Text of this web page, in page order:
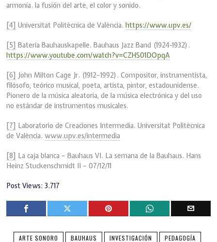
armonía. la fusión del arte, el color y sonido.
[4] Universitat Politècnica de València.https://www.upv.es/
[5] Batería Bauhauskapelle. Bauhaus Jazz Band (1924-1932).
https://www.youtube.com/watch?v=CZHS01DOpqA
[6] John Milton Cage Jr. (1912–1992). Compositor, instrumentista,
filósofo, teórico musical, poeta, artista, pintor, estadounidense.
Pionero de la música aleatoria, de la música electrónica y del uso
no estándar de instrumentos musicales.
[7] Laboratorio de Creaciones Intermedia. Universitat Politècnica
de València. www.upv.es/intermedia
[8] La caja blanca – Bauhaus VI. La semana de la Bauhaus. Hans
Heinz Stuckenschmidt II – 07/12/11
Post Views: 3.717
ARTE SONORO BAUHAUS INVESTIGACIÓN PEDAGOGÍA